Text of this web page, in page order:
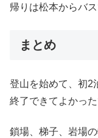
帰りは松本からバ
まとめ
登山を始めて、初2
終了できてよかった
鎖場、梯子、岩場